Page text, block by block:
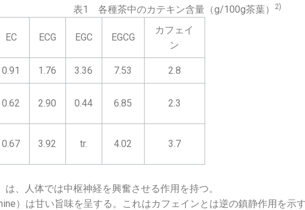
表1 各種茶中のカテキン含量（g/100g茶葉） 2)
EC ECG EGC EGCG
カフェイ
ン
0.91 1.76 3.36 7.53 2.8
0.62 2.90 0.44 6.85 2.3
0.67 3.92 tr. 4.02 3.7
、人体では中枢神経を興奮させる作用を持つ。
）は甘い旨味を呈する。これはカフェインとは逆の鎮静作用を示す